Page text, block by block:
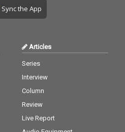
Sync the App
Articles
Series
Interview
Column
Review
Live Report